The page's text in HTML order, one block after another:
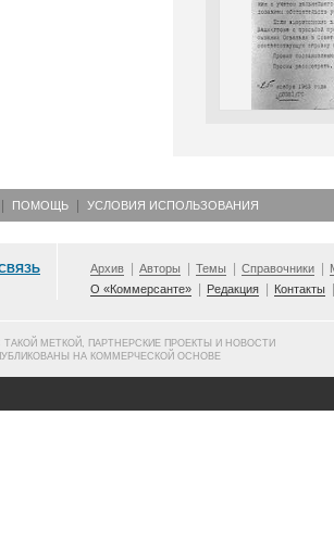
ПОМОЩЬ УСЛОВИЯ ИСПОЛЬЗОВАНИЯ
Архив Авторы Темы Справочники
О «Коммерсанте»
Редакция Контакты
ТАКОЙ МЕТКОЙ, ПАРТНЕРСКИЕ ПРОЕКТЫ И НОВОСТИ
НА КОММЕРЧЕСКОЙ ОСНОВЕ